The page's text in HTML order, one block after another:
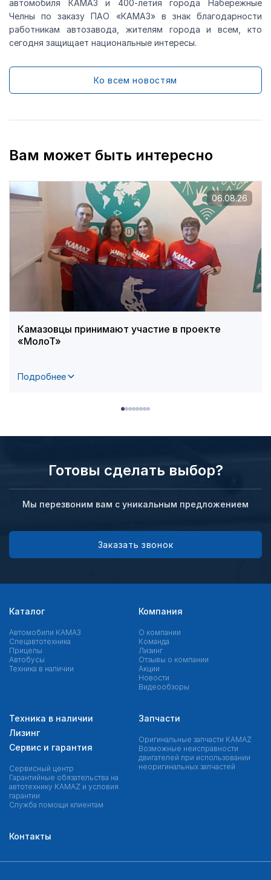
автомобиля КАМАЗ и 400-летия города Набережные
Челны по заказу ПАО «КАМАЗ» в знак благодарности
работникам автозавода, жителям города и всем, кто
сегодня защищает национальные интересы.
Ко всем новостям
Вам может быть интересно
Камазовцы принимают участие в проекте
«МолоТ»
Подробнее
06.08.26
Готовы сделать выбор?
Мы перезвоним вам с уникальным предложением
Заказать звонок
Каталог
Автомобили КАМАЗ
Спецавтотехника
Прицепы
Автобусы
Техника в наличии
Компания
О компании
Команда
Лизинг
Отзывы о компании
Акции
Новости
Видеообзоры
Техника в наличии
Лизинг
Сервис и гарантия
Сервисный центр
Гарантийные обязательства на
автотехнику KAMAZ и условия
гарантии
Служба помощи клиентам
Запчасти
Оригинальные запчасти КAMAZ
Возможные неисправности
двигателей при использовании
неоригинальных запчастей
Контакты